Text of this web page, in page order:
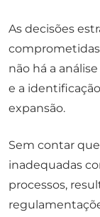
As decisões
não há a
e a
expansão.
Sem contar que
inadequadas
processos,